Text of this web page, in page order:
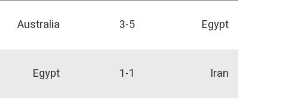
Australia 3-5 Egypt
Egypt 1-1 Iran